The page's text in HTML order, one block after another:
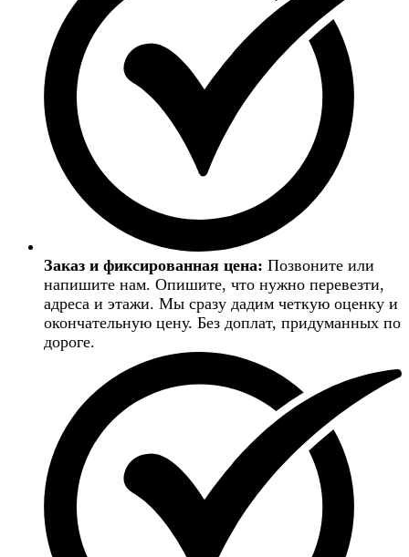
Заказ и фиксированная цена: Позвоните или
напишите нам. Опишите, что нужно перевезти,
адреса и этажи. Мы сразу дадим четкую оценку и
окончательную цену. Без доплат, придуманных по
дороге.